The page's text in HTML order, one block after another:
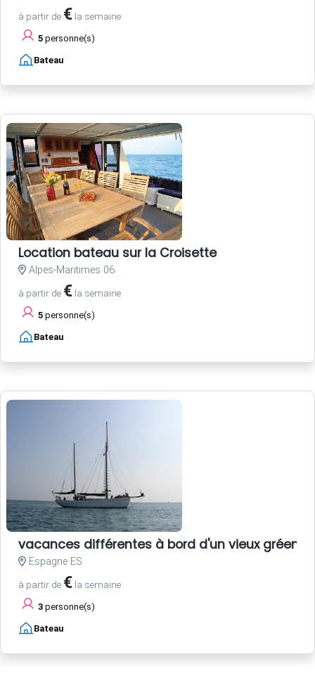
à partir de € la semaine
5 personne(s)
Bateau
Location bateau sur la Croisette
Alpes-Maritimes 06
à partir de € la semaine
5 personne(s)
Bateau
vacances différentes à bord d'un vieux
Espagne ES
à partir de € la semaine
3 personne(s)
Bateau